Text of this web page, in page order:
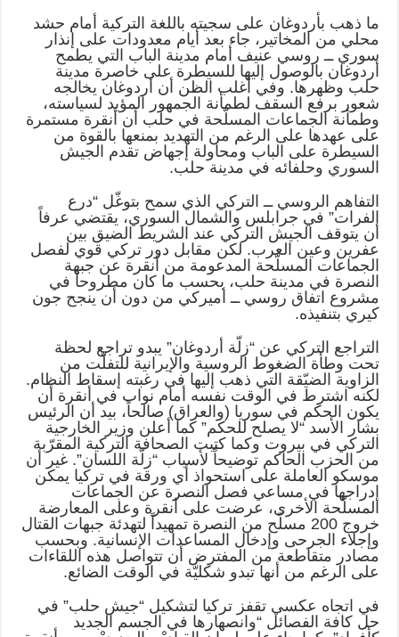
ما ذهب بأردوغان على سجيته باللغة التركية أمام حشد
محلي من المخاتير، جاء بعد أيام معدودات على إنذار
سوري ــ روسي عنيف أمام مدينة الباب التي يطمح
أردوغان بالوصول إليها للسيطرة على خاصرة مدينة
حلب وظهرها. وفي أغلب الظن أن أردوغان يخالجه
شعور برفع السقف لطمأنة الجمهور المؤيد لسياسته،
وطمأنة الجماعات المسلّحة في حلب أن أنقرة مستمرة
على عهدها على الرغم من التهديد بمنعها بالقوة من
السيطرة على الباب ومحاولة إجهاض تقدم الجيش
السوري وحلفائه في مدينة حلب.
التفاهم الروسي ــ التركي الذي سمح بتوغّل “درع
الفرات” في جرابلس والشمال السوري، يقتضي عرفاً
أن يتوقف الجيش التركي عند الشريط الضيق بين
عفرين وعين العرب. لكن مقابل دور تركي قوي لفصل
الجماعات المسلّحة المدعومة من أنقرة عن جبهة
النصرة في مدينة حلب، بحسب ما كان مطروحاً في
مشروع اتفاق روسي ــ أميركي من دون أن ينجح جون
كيري بتنفيذه.
التراجع التركي عن “زلّة أردوغان” يبدو تراجع لحظة
تحت وطأة الضغوط الروسية والإيرانية للتفلّت من
الزاوية الضيّقة التي ذهب إليها في رغبته إسقاط النظام.
لكنه اشترط في الوقت نفسه أمام نواب في أنقرة أن
يكون الحكم في سوريا (والعراق) صالحاً، بيد أن الرئيس
بشار الأسد “لا يصلح للحكم” كما أعلن وزير الخارجية
التركي في بيروت وكما كتبت الصحافة التركية المقرّبة
من الحزب الحاكم توضيحاً لأسباب “زلّة اللسان”. غير أن
موسكو العاملة على استحواذ أي ورقة في تركيا يمكن
إدراجها في مساعي فصل النصرة عن الجماعات
المسلّحة الأخرى، عرضت على أنقرة وعلى المعارضة
خروج 200 مسلّح من النصرة تمهيداً لتهدئة جبهات القتال
وإجلاء الجرحى وإدخال المساعدات الإنسانية. وبحسب
مصادر متقاطعة من المفترض أن تتواصل هذه اللقاءات
على الرغم من أنها تبدو شكليّة في الوقت الضائع.
في اتجاه عكسي تقفز تركيا لتشكيل “جيش حلب” في
حل كافة الفصائل “وانصهارها في الجسم الجديد